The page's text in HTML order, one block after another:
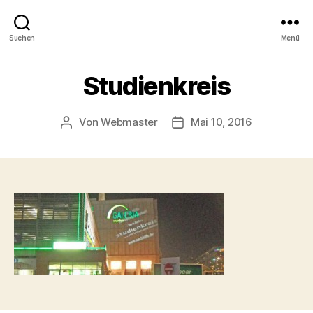
Suchen Menü
Studienkreis
Beitragsautor
VonWebmaster Beitragsdatum
Mai 10, 2016